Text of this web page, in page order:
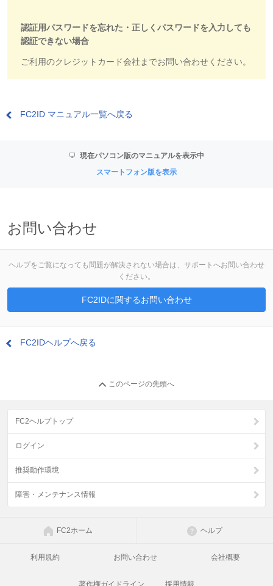
認証用パスワードを忘れた・正しくパスワードを入力しても
認証できない場合
ご利用のクレジットカード会社までお問い合わせください。
FC2ID マニュアル一覧へ戻る
現在パソコン版のマニュアルを表示中
スマートフォン版を表示
お問い合わせ
ヘルプをご覧になっても問題が解決されない場合は、サポートへお問い合わせ
ください。
FC2IDに関するお問い合わせ
FC2IDヘルプへ戻る
このページの先頭へ
FC2ヘルプトップ
ログイン
推奨動作環境
障害・メンテナンス情報
FC2ホーム ヘルプ
利用規約 お問い合わせ 会社概要
著作権ガイドライン 採用情報